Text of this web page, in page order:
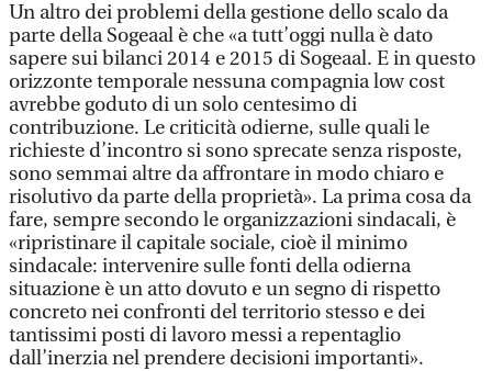
Un altro dei problemi della gestione dello scalo da
parte della Sogeaal è che «a tutt’oggi nulla è dato
sapere sui bilanci 2014 e 2015 di Sogeaal. E in questo
orizzonte temporale nessuna compagnia low cost
avrebbe goduto di un solo centesimo di
contribuzione. Le criticità odierne, sulle quali le
richieste d’incontro si sono sprecate senza risposte,
sono semmai altre da affrontare in modo chiaro e
risolutivo da parte della proprietà». La prima cosa da
fare, sempre secondo le organizzazioni sindacali, è
«ripristinare il capitale sociale, cioè il minimo
sindacale: intervenire sulle fonti della odierna
situazione è un atto dovuto e un segno di rispetto
concreto nei confronti del territorio stesso e dei
tantissimi posti di lavoro messi a repentaglio
dall’inerzia nel prendere decisioni importanti».